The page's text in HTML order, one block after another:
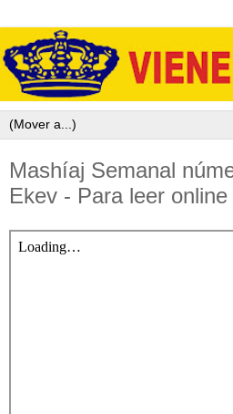
Mashíaj Semanal
Ekev - Para leer